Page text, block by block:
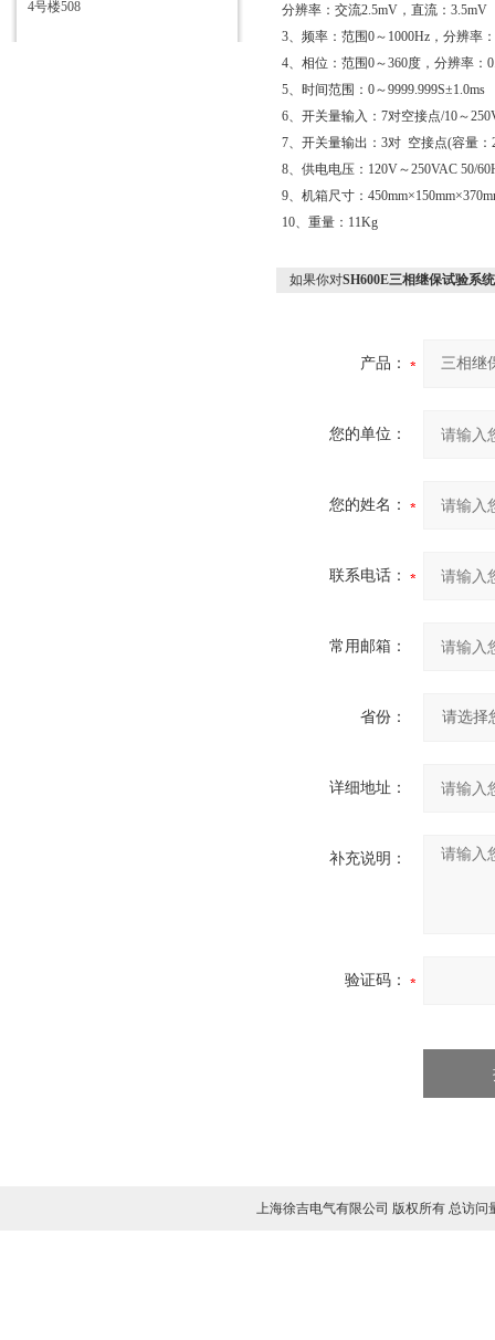
4号楼508
分辨率：交流2.5mV，直流：3.5mV
3、频率：范围0～1000Hz，分辨率
4、相位：范围0～360度，分辨率：
5、时间范围：0～9999.999S±1.0ms
6、开关量输入：7对空接点/10～
7、开关量输出：3对 空接点(容量：
8、供电电压：120V～250VAC 50/
9、机箱尺寸：
10、重量：11Kg
如果你对SH600E三相继保试验系统
产品：
您的单位：
您的姓名：
联系电话：
常用邮箱：
省份：
详细地址：
补充说明：
验证码：
上海徐吉电气有限公司 版权所有 总访问